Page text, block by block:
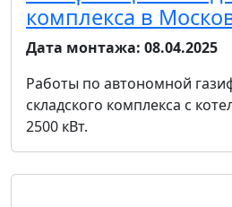
комплекса в
Дата монтажа: 08.04.2025
Работы по автономной
складского комплекса с
2500 кВт.